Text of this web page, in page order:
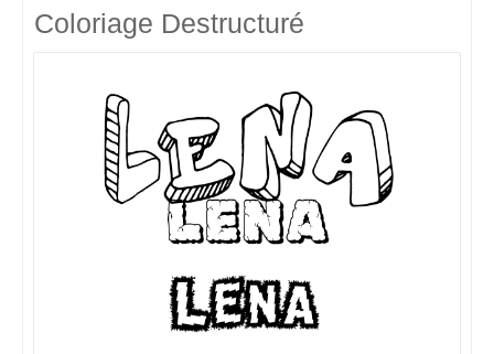
Coloriage Destructuré